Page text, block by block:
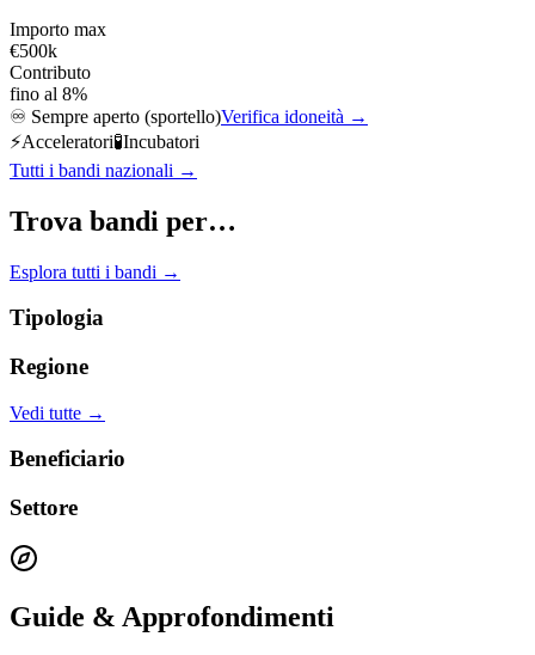
Importo max
€500k
Contributo
fino al 8%
♾️ Sempre aperto (sportello)Verifica idoneità →
⚡Acceleratori🧪Incubatori
Tutti i bandi nazionali →
Trova bandi per…
Esplora tutti i bandi →
Tipologia
Regione
Vedi tutte →
Beneficiario
Settore
Guide & Approfondimenti